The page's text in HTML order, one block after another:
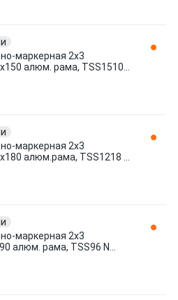
маркерная 2х3
алюм. рама, TSS1510
маркерная 2х3
алюм.рама, TSS1218 N
маркерная 2х3
алюм. рама, TSS96 N